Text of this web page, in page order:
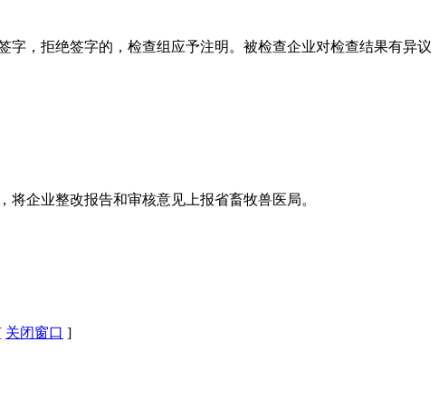
，拒绝签字的，检查组应予注明。被检查企业对检查结果有异议
企业整改报告和审核意见上报省畜牧兽医局。
关闭窗口 ]